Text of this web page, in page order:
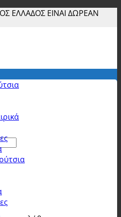
ΕΛΛΑΔΟΣ ΕΙΝΑΙ ΔΩΡΕΑΝ